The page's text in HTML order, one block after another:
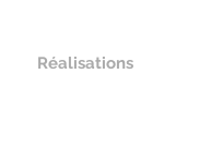
Réalisations